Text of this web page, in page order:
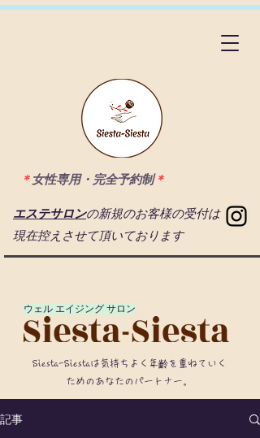
＊ 女性専用・完全予約制＊
Siesta-Siestaは気持ちよく年齡を重ねていく
ためのあなたのパートナー。
​ウェル エイジング サロン
エステサロンの新規のお客様の受付は
現在控えさせて頂いております
記事